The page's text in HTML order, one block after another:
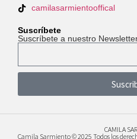
camilasarmientooffical
Suscríbete
Suscríbete a nuestro
CAMILA
Camila Sarmiento © 2025 Todos los